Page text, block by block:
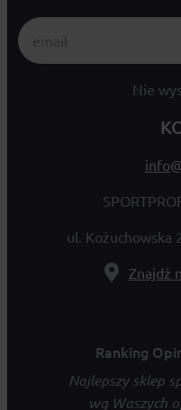
Nie
ul. Kożuchowska
Znajdź
Ranking
Najlepszy sklep
wg Waszych